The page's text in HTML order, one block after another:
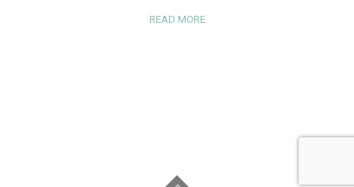
READ MORE